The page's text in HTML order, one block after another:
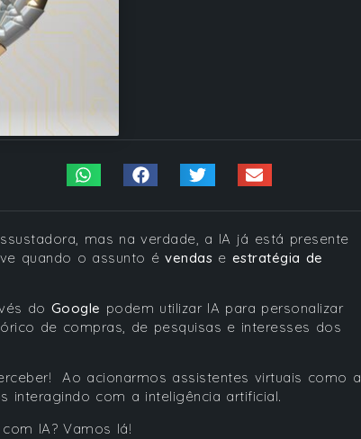
mas na verdade, a IA já está presente
quando o assunto é vendas e estratégia de
do Google podem utilizar IA para personalizar
de compras, de pesquisas e interesses dos
Ao acionarmos assistentes virtuais como a
interagindo com a inteligência artificial.
IA? Vamos lá!